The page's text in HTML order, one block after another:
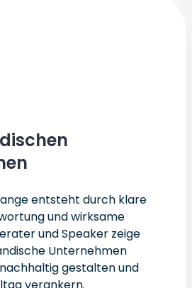
entsteht durch klare
und wirksame
und Speaker zeige
Unternehmen
gestalten und